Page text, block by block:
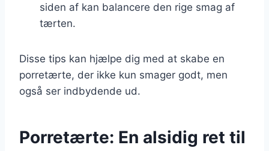
siden af kan balancere den rige smag af
tærten.
Disse tips kan hjælpe dig med at skabe en
porretærte, der ikke kun smager godt, men
også ser indbydende ud.
Porretærte: En alsidig ret til